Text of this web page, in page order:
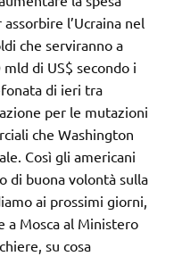
l’Ucraina nel
che serviranno a
di US$ secondo i
di ieri tra
per le mutazioni
che Washington
Così gli americani
di buona volontà sulla
ai prossimi giorni,
a Mosca al Ministero
su cosa